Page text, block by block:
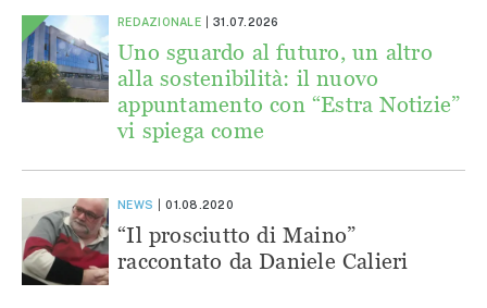
REDAZIONALE 31.07.2026
Uno sguardo al futuro, un altro
alla sostenibilità: il nuovo
appuntamento con “Estra Notizie”
vi spiega come
NEWS 01.08.2020
“Il prosciutto di Maino”
raccontato da Daniele Calieri